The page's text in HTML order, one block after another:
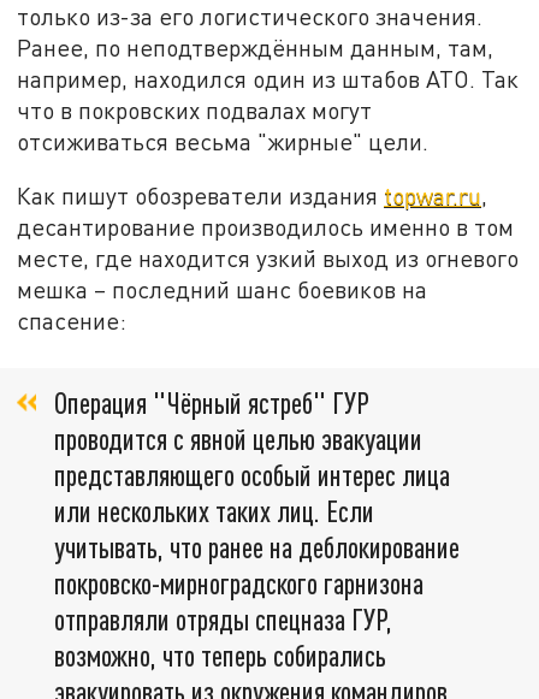
только из-за его логистического значения.
Ранее, по неподтверждённым данным, там,
например, находился один из штабов АТО. Так
что в покровских подвалах могут
отсиживаться весьма "жирные" цели.
Как пишут обозреватели издания topwar.ru,
десантирование производилось именно в том
месте, где находится узкий выход из огневого
мешка – последний шанс боевиков на
спасение:
Операция "Чёрный ястреб" ГУР
проводится с явной целью эвакуации
представляющего особый интерес лица
или нескольких таких лиц. Если
учитывать, что ранее на деблокирование
покровско-мирноградского гарнизона
отправляли отряды спецназа ГУР,
возможно, что теперь собирались
эвакуировать из окружения командиров